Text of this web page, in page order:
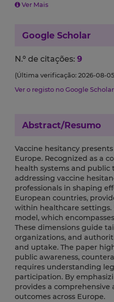
Ver Mais
Google Scholar
N.º de citações: 9
(Última verificação: 2026-08-
Ver o registo no Google Scholar
Abstract/Resumo
Vaccine hesitancy
Europe. Recognized as a
health systems and public
addressing vaccine
professionals in shaping
European countries,
within healthcare settings.
model, which
These dimensions guide
organizations, and
and uptake. The paper
public awareness,
requires understanding
participation. By
provides a
outcomes across Europe.